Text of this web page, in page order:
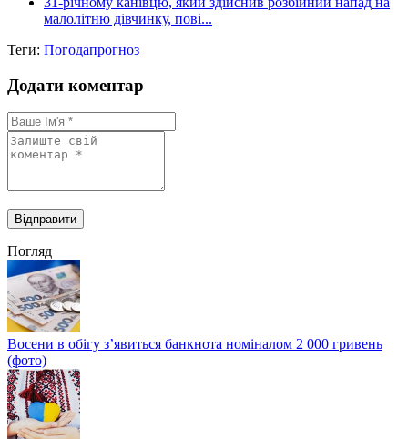
малолітню дівчинку, пові...
Теги: Погодапрогноз
Додати коментар
Погляд
Восени в обігу з’явиться банкнота номіналом 2 000 гривень
(фото)